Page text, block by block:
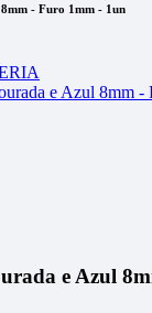
- Furo 1mm - 1un
e Azul 8mm -
e Azul